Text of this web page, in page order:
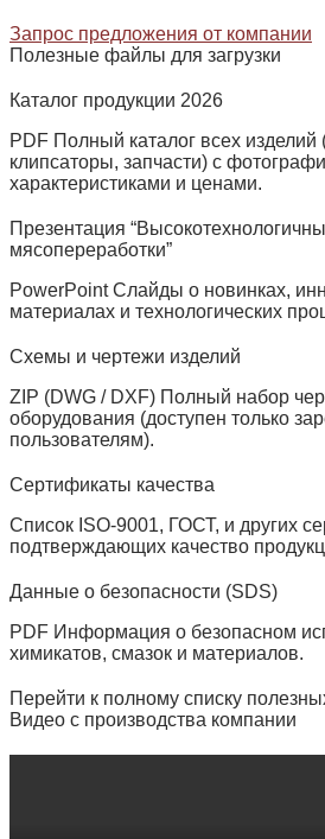
Запрос предложения от компании
Полезные файлы для загрузки
Каталог продукции 2026
PDF Полный каталог всех
клипсаторы, запчасти) с
характеристиками и ценами.
Презентация
мясопереработки”
PowerPoint Слайды о новинках,
материалах и технологических
Схемы и чертежи изделий
ZIP (DWG / DXF) Полный набор
оборудования (доступен только
пользователям).
Сертификаты качества
Список ISO‑9001, ГОСТ, и других
подтверждающих качество
Данные о безопасности (SDS)
PDF Информация о безопасном
химикатов, смазок и материалов.
Перейти к полному списку
Видео с производства компании